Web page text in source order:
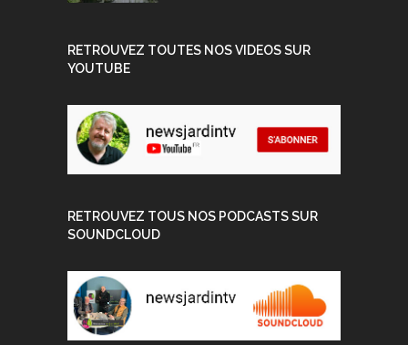
RETROUVEZ TOUTES NOS VIDEOS SUR
YOUTUBE
RETROUVEZ TOUS NOS PODCASTS SUR
SOUNDCLOUD